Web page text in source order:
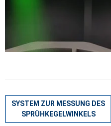
BEITRAGSNAVIGATION
SYSTEM ZUR MESSUNG DES
SPRÜHKEGELWINKELS